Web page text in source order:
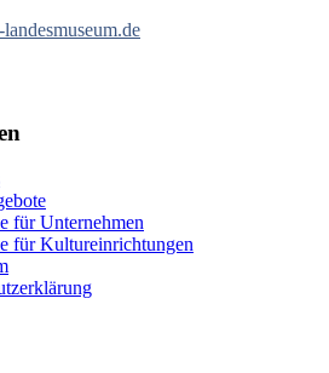
für Unternehmen
für Kultureinrichtungen